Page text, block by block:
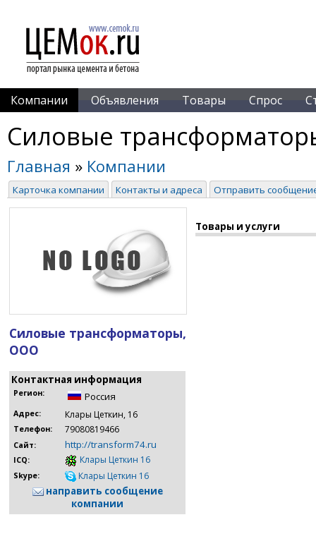
Компании Объявления Товары Спрос
Силовые
Главная » Компании
Карточка компании Контакты и адреса Отправить
Силовые трансформаторы,
ООО
Контактная информация
Регион: Россия
Адрес: Клары Цеткин, 16
Телефон: 79080819466
Сайт: http://transform74.ru
ICQ: Клары Цеткин 16
Skype: Клары Цеткин 16
направить сообщение
компании
Товары и услуги